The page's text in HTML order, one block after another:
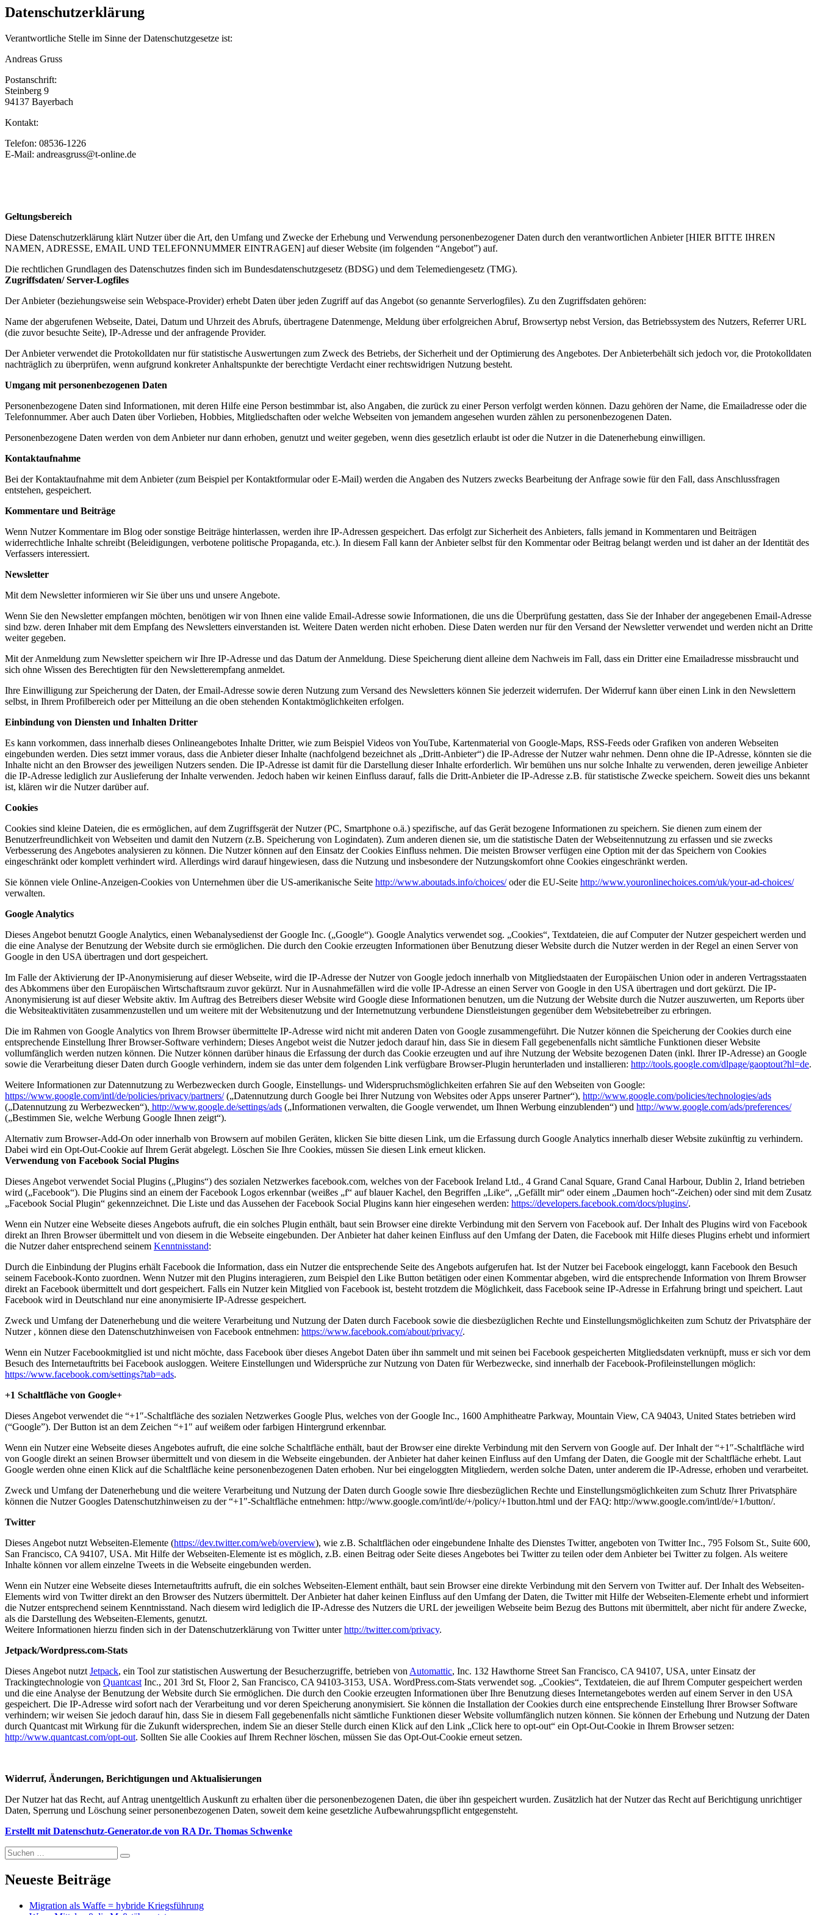
Datenschutzerklärung
Verantwortliche Stelle im Sinne der Datenschutzgesetze ist:
Andreas Gruss
Postanschrift:
Steinberg 9
94137 Bayerbach
Kontakt:
Telefon: 08536-1226
E-Mail: andreasgruss@t-online.de
Geltungsbereich
Diese Datenschutzerklärung klärt Nutzer über die Art, den Umfang und Zwecke der Erhebung und Verwendung personenbezogener Daten durch den verantwortlichen Anbieter [HIER BITTE IHREN
NAMEN, ADRESSE, EMAIL UND TELEFONNUMMER EINTRAGEN] auf dieser Website (im folgenden “Angebot”) auf.
Die rechtlichen Grundlagen des Datenschutzes finden sich im Bundesdatenschutzgesetz (BDSG) und dem Telemediengesetz (TMG).
Zugriffsdaten/ Server-Logfiles
Der Anbieter (beziehungsweise sein Webspace-Provider) erhebt Daten über jeden Zugriff auf das Angebot (so genannte Serverlogfiles). Zu den Zugriffsdaten gehören:
Name der abgerufenen Webseite, Datei, Datum und Uhrzeit des Abrufs, übertragene Datenmenge, Meldung über erfolgreichen Abruf, Browsertyp nebst Version, das Betriebssystem des Nutzers, Referrer URL
(die zuvor besuchte Seite), IP-Adresse und der anfragende Provider.
Der Anbieter verwendet die Protokolldaten nur für statistische Auswertungen zum Zweck des Betriebs, der Sicherheit und der Optimierung des Angebotes. Der Anbieterbehält sich jedoch vor, die Protokolldaten
nachträglich zu überprüfen, wenn aufgrund konkreter Anhaltspunkte der berechtigte Verdacht einer rechtswidrigen Nutzung besteht.
Umgang mit personenbezogenen Daten
Personenbezogene Daten sind Informationen, mit deren Hilfe eine Person bestimmbar ist, also Angaben, die zurück zu einer Person verfolgt werden können. Dazu gehören der Name, die Emailadresse oder die
Telefonnummer. Aber auch Daten über Vorlieben, Hobbies, Mitgliedschaften oder welche Webseiten von jemandem angesehen wurden zählen zu personenbezogenen Daten.
Personenbezogene Daten werden von dem Anbieter nur dann erhoben, genutzt und weiter gegeben, wenn dies gesetzlich erlaubt ist oder die Nutzer in die Datenerhebung einwilligen.
Kontaktaufnahme
Bei der Kontaktaufnahme mit dem Anbieter (zum Beispiel per Kontaktformular oder E-Mail) werden die Angaben des Nutzers zwecks Bearbeitung der Anfrage sowie für den Fall, dass Anschlussfragen
entstehen, gespeichert.
Kommentare und Beiträge
Wenn Nutzer Kommentare im Blog oder sonstige Beiträge hinterlassen, werden ihre IP-Adressen gespeichert. Das erfolgt zur Sicherheit des Anbieters, falls jemand in Kommentaren und Beiträgen
widerrechtliche Inhalte schreibt (Beleidigungen, verbotene politische Propaganda, etc.). In diesem Fall kann der Anbieter selbst für den Kommentar oder Beitrag belangt werden und ist daher an der Identität des
Verfassers interessiert.
Newsletter
Mit dem Newsletter informieren wir Sie über uns und unsere Angebote.
Wenn Sie den Newsletter empfangen möchten, benötigen wir von Ihnen eine valide Email-Adresse sowie Informationen, die uns die Überprüfung gestatten, dass Sie der Inhaber der angegebenen Email-Adresse
sind bzw. deren Inhaber mit dem Empfang des Newsletters einverstanden ist. Weitere Daten werden nicht erhoben. Diese Daten werden nur für den Versand der Newsletter verwendet und werden nicht an Dritte
weiter gegeben.
Mit der Anmeldung zum Newsletter speichern wir Ihre IP-Adresse und das Datum der Anmeldung. Diese Speicherung dient alleine dem Nachweis im Fall, dass ein Dritter eine Emailadresse missbraucht und
sich ohne Wissen des Berechtigten für den Newsletterempfang anmeldet.
Ihre Einwilligung zur Speicherung der Daten, der Email-Adresse sowie deren Nutzung zum Versand des Newsletters können Sie jederzeit widerrufen. Der Widerruf kann über einen Link in den Newslettern
selbst, in Ihrem Profilbereich oder per Mitteilung an die oben stehenden Kontaktmöglichkeiten erfolgen.
Einbindung von Diensten und Inhalten Dritter
Es kann vorkommen, dass innerhalb dieses Onlineangebotes Inhalte Dritter, wie zum Beispiel Videos von YouTube, Kartenmaterial von Google-Maps, RSS-Feeds oder Grafiken von anderen Webseiten
eingebunden werden. Dies setzt immer voraus, dass die Anbieter dieser Inhalte (nachfolgend bezeichnet als „Dritt-Anbieter“) die IP-Adresse der Nutzer wahr nehmen. Denn ohne die IP-Adresse, könnten sie die
Inhalte nicht an den Browser des jeweiligen Nutzers senden. Die IP-Adresse ist damit für die Darstellung dieser Inhalte erforderlich. Wir bemühen uns nur solche Inhalte zu verwenden, deren jeweilige Anbieter
die IP-Adresse lediglich zur Auslieferung der Inhalte verwenden. Jedoch haben wir keinen Einfluss darauf, falls die Dritt-Anbieter die IP-Adresse z.B. für statistische Zwecke speichern. Soweit dies uns bekannt
ist, klären wir die Nutzer darüber auf.
Cookies
Cookies sind kleine Dateien, die es ermöglichen, auf dem Zugriffsgerät der Nutzer (PC, Smartphone o.ä.) spezifische, auf das Gerät bezogene Informationen zu speichern. Sie dienen zum einem der
Benutzerfreundlichkeit von Webseiten und damit den Nutzern (z.B. Speicherung von Logindaten). Zum anderen dienen sie, um die statistische Daten der Webseitennutzung zu erfassen und sie zwecks
Verbesserung des Angebotes analysieren zu können. Die Nutzer können auf den Einsatz der Cookies Einfluss nehmen. Die meisten Browser verfügen eine Option mit der das Speichern von Cookies
eingeschränkt oder komplett verhindert wird. Allerdings wird darauf hingewiesen, dass die Nutzung und insbesondere der Nutzungskomfort ohne Cookies eingeschränkt werden.
Sie können viele Online-Anzeigen-Cookies von Unternehmen über die US-amerikanische Seite http://www.aboutads.info/choices/oder die EU-Seite http://www.youronlinechoices.com/uk/your-ad-choices/
verwalten.
Google Analytics
Dieses Angebot benutzt Google Analytics, einen Webanalysedienst der Google Inc. („Google“). Google Analytics verwendet sog. „Cookies“, Textdateien, die auf Computer der Nutzer gespeichert werden und
die eine Analyse der Benutzung der Website durch sie ermöglichen. Die durch den Cookie erzeugten Informationen über Benutzung dieser Website durch die Nutzer werden in der Regel an einen Server von
Google in den USA übertragen und dort gespeichert.
Im Falle der Aktivierung der IP-Anonymisierung auf dieser Webseite, wird die IP-Adresse der Nutzer von Google jedoch innerhalb von Mitgliedstaaten der Europäischen Union oder in anderen Vertragsstaaten
des Abkommens über den Europäischen Wirtschaftsraum zuvor gekürzt. Nur in Ausnahmefällen wird die volle IP-Adresse an einen Server von Google in den USA übertragen und dort gekürzt. Die IP-
Anonymisierung ist auf dieser Website aktiv. Im Auftrag des Betreibers dieser Website wird Google diese Informationen benutzen, um die Nutzung der Website durch die Nutzer auszuwerten, um Reports über
die Websiteaktivitäten zusammenzustellen und um weitere mit der Websitenutzung und der Internetnutzung verbundene Dienstleistungen gegenüber dem Websitebetreiber zu erbringen.
Die im Rahmen von Google Analytics von Ihrem Browser übermittelte IP-Adresse wird nicht mit anderen Daten von Google zusammengeführt. Die Nutzer können die Speicherung der Cookies durch eine
entsprechende Einstellung Ihrer Browser-Software verhindern; Dieses Angebot weist die Nutzer jedoch darauf hin, dass Sie in diesem Fall gegebenenfalls nicht sämtliche Funktionen dieser Website
vollumfänglich werden nutzen können. Die Nutzer können darüber hinaus die Erfassung der durch das Cookie erzeugten und auf ihre Nutzung der Website bezogenen Daten (inkl. Ihrer IP-Adresse) an Google
sowie die Verarbeitung dieser Daten durch Google verhindern, indem sie das unter dem folgenden Link verfügbare Browser-Plugin herunterladen und installieren: http://tools.google.com/dlpage/gaoptout?hl=de.
Weitere Informationen zur Datennutzung zu Werbezwecken durch Google, Einstellungs- und Widerspruchsmöglichkeiten erfahren Sie auf den Webseiten von Google:
https://www.google.com/intl/de/policies/privacy/partners/(„Datennutzung durch Google bei Ihrer Nutzung von Websites oder Apps unserer Partner“), http://www.google.com/policies/technologies/ads
(„Datennutzung zu Werbezwecken“), http://www.google.de/settings/ads („Informationen verwalten, die Google verwendet, um Ihnen Werbung einzublenden“) und http://www.google.com/ads/preferences/
(„Bestimmen Sie, welche Werbung Google Ihnen zeigt“).
Alternativ zum Browser-Add-On oder innerhalb von Browsern auf mobilen Geräten, klicken Sie bitte diesen Link, um die Erfassung durch Google Analytics innerhalb dieser Website zukünftig zu verhindern.
Dabei wird ein Opt-Out-Cookie auf Ihrem Gerät abgelegt. Löschen Sie Ihre Cookies, müssen Sie diesen Link erneut klicken.
Verwendung von Facebook Social Plugins
Dieses Angebot verwendet Social Plugins („Plugins“) des sozialen Netzwerkes facebook.com, welches von der Facebook Ireland Ltd., 4 Grand Canal Square, Grand Canal Harbour, Dublin 2, Irland betrieben
wird („Facebook“). Die Plugins sind an einem der Facebook Logos erkennbar (weißes „f“ auf blauer Kachel, den Begriffen „Like“, „Gefällt mir“ oder einem „Daumen hoch“-Zeichen) oder sind mit dem Zusatz
„Facebook Social Plugin“ gekennzeichnet. Die Liste und das Aussehen der Facebook Social Plugins kann hier eingesehen werden: https://developers.facebook.com/docs/plugins/.
Wenn ein Nutzer eine Webseite dieses Angebots aufruft, die ein solches Plugin enthält, baut sein Browser eine direkte Verbindung mit den Servern von Facebook auf. Der Inhalt des Plugins wird von Facebook
direkt an Ihren Browser übermittelt und von diesem in die Webseite eingebunden. Der Anbieter hat daher keinen Einfluss auf den Umfang der Daten, die Facebook mit Hilfe dieses Plugins erhebt und informiert
die Nutzer daher entsprechend seinem Kenntnisstand:
Durch die Einbindung der Plugins erhält Facebook die Information, dass ein Nutzer die entsprechende Seite des Angebots aufgerufen hat. Ist der Nutzer bei Facebook eingeloggt, kann Facebook den Besuch
seinem Facebook-Konto zuordnen. Wenn Nutzer mit den Plugins interagieren, zum Beispiel den Like Button betätigen oder einen Kommentar abgeben, wird die entsprechende Information von Ihrem Browser
direkt an Facebook übermittelt und dort gespeichert. Falls ein Nutzer kein Mitglied von Facebook ist, besteht trotzdem die Möglichkeit, dass Facebook seine IP-Adresse in Erfahrung bringt und speichert. Laut
Facebook wird in Deutschland nur eine anonymisierte IP-Adresse gespeichert.
Zweck und Umfang der Datenerhebung und die weitere Verarbeitung und Nutzung der Daten durch Facebook sowie die diesbezüglichen Rechte und Einstellungsmöglichkeiten zum Schutz der Privatsphäre der
Nutzer , können diese den Datenschutzhinweisen von Facebook entnehmen: https://www.facebook.com/about/privacy/.
Wenn ein Nutzer Facebookmitglied ist und nicht möchte, dass Facebook über dieses Angebot Daten über ihn sammelt und mit seinen bei Facebook gespeicherten Mitgliedsdaten verknüpft, muss er sich vor dem
Besuch des Internetauftritts bei Facebook ausloggen. Weitere Einstellungen und Widersprüche zur Nutzung von Daten für Werbezwecke, sind innerhalb der Facebook-Profileinstellungen möglich:
https://www.facebook.com/settings?tab=ads.
+1 Schaltfläche von Google+
Dieses Angebot verwendet die “+1″-Schaltfläche des sozialen Netzwerkes Google Plus, welches von der Google Inc., 1600 Amphitheatre Parkway, Mountain View, CA 94043, United States betrieben wird
(“Google”). Der Button ist an dem Zeichen “+1″ auf weißem oder farbigen Hintergrund erkennbar.
Wenn ein Nutzer eine Webseite dieses Angebotes aufruft, die eine solche Schaltfläche enthält, baut der Browser eine direkte Verbindung mit den Servern von Google auf. Der Inhalt der “+1″-Schaltfläche wird
von Google direkt an seinen Browser übermittelt und von diesem in die Webseite eingebunden. der Anbieter hat daher keinen Einfluss auf den Umfang der Daten, die Google mit der Schaltfläche erhebt. Laut
Google werden ohne einen Klick auf die Schaltfläche keine personenbezogenen Daten erhoben. Nur bei eingeloggten Mitgliedern, werden solche Daten, unter anderem die IP-Adresse, erhoben und verarbeitet.
Zweck und Umfang der Datenerhebung und die weitere Verarbeitung und Nutzung der Daten durch Google sowie Ihre diesbezüglichen Rechte und Einstellungsmöglichkeiten zum Schutz Ihrer Privatsphäre
können die Nutzer Googles Datenschutzhinweisen zu der “+1″-Schaltfläche entnehmen: http://www.google.com/intl/de/+/policy/+1button.html und der FAQ: http://www.google.com/intl/de/+1/button/.
Twitter
Dieses Angebot nutzt Webseiten-Elemente (https://dev.twitter.com/web/overview), wie z.B. Schaltflächen oder eingebundene Inhalte des Dienstes Twitter, angeboten von Twitter Inc., 795 Folsom St., Suite 600,
San Francisco, CA 94107, USA. Mit Hilfe der Webseiten-Elemente ist es möglich, z.B. einen Beitrag oder Seite dieses Angebotes bei Twitter zu teilen oder dem Anbieter bei Twitter zu folgen. Als weitere
Inhalte können vor allem einzelne Tweets in die Webseite eingebunden werden.
Wenn ein Nutzer eine Webseite dieses Internetauftritts aufruft, die ein solches Webseiten-Element enthält, baut sein Browser eine direkte Verbindung mit den Servern von Twitter auf. Der Inhalt des Webseiten-
Elements wird von Twitter direkt an den Browser des Nutzers übermittelt. Der Anbieter hat daher keinen Einfluss auf den Umfang der Daten, die Twitter mit Hilfe der Webseiten-Elemente erhebt und informiert
die Nutzer entsprechend seinem Kenntnisstand. Nach diesem wird lediglich die IP-Adresse des Nutzers die URL der jeweiligen Webseite beim Bezug des Buttons mit übermittelt, aber nicht für andere Zwecke,
als die Darstellung des Webseiten-Elements, genutzt.
Weitere Informationen hierzu finden sich in der Datenschutzerklärung von Twitter unterhttp://twitter.com/privacy.
Jetpack/Wordpress.com-Stats
Dieses Angebot nutzt Jetpack, ein Tool zur statistischen Auswertung der Besucherzugriffe, betrieben von Automattic, Inc. 132 Hawthorne Street San Francisco, CA 94107, USA, unter Einsatz der
Trackingtechnologie von Quantcast Inc., 201 3rd St, Floor 2, San Francisco, CA 94103-3153, USA. WordPress.com-Stats verwendet sog. „Cookies“, Textdateien, die auf Ihrem Computer gespeichert werden
und die eine Analyse der Benutzung der Website durch Sie ermöglichen. Die durch den Cookie erzeugten Informationen über Ihre Benutzung dieses Internetangebotes werden auf einem Server in den USA
gespeichert. Die IP-Adresse wird sofort nach der Verarbeitung und vor deren Speicherung anonymisiert. Sie können die Installation der Cookies durch eine entsprechende Einstellung Ihrer Browser Software
verhindern; wir weisen Sie jedoch darauf hin, dass Sie in diesem Fall gegebenenfalls nicht sämtliche Funktionen dieser Website vollumfänglich nutzen können. Sie können der Erhebung und Nutzung der Daten
durch Quantcast mit Wirkung für die Zukunft widersprechen, indem Sie an dieser Stelle durch einen Klick auf den Link „Click here to opt-out“ ein Opt-Out-Cookie in Ihrem Browser setzen:
http://www.quantcast.com/opt-out. Sollten Sie alle Cookies auf Ihrem Rechner löschen, müssen Sie das Opt-Out-Cookie erneut setzen.
Widerruf, Änderungen, Berichtigungen und Aktualisierungen
Der Nutzer hat das Recht, auf Antrag unentgeltlich Auskunft zu erhalten über die personenbezogenen Daten, die über ihn gespeichert wurden. Zusätzlich hat der Nutzer das Recht auf Berichtigung unrichtiger
Daten, Sperrung und Löschung seiner personenbezogenen Daten, soweit dem keine gesetzliche Aufbewahrungspflicht entgegensteht.
Erstellt mit Datenschutz-Generator.de von RA Dr. Thomas Schwenke
Suchen
nach:
Suchen
Neueste Beiträge
Migration als Waffe = hybride Kriegsführung